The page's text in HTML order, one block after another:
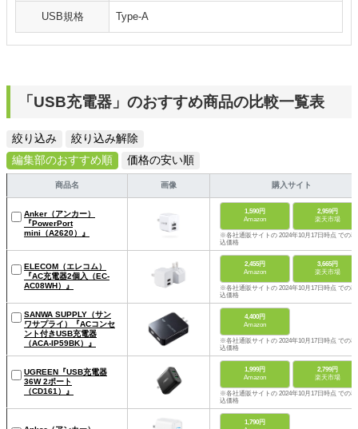
USB規格 Type-A
「USB充電器」のおすすめ商品の比較一覧表
絞り込み
絞り込み解除
編集部のおすすめ順
価格の安い順
商品名 画像 購入サイト
Anker（アンカー）
『PowerPort
mini（‎A2620）』
1,590円
Amazon
2,959円
楽天市場
※各社通販サイトの 2024年10月17日時点 での税
込価格
ELECOM（エレコム）
『AC充電器2個入（EC-
AC08WH）』
2,455円
Amazon
3,665円
楽天市場
※各社通販サイトの 2024年10月17日時点 での税
込価格
SANWA SUPPLY（サン
ワサプライ）『ACコンセ
ント付きUSB充電器
（ACA-IP59BK）』
4,400円
Amazon
※各社通販サイトの 2024年10月17日時点 での税
込価格
UGREEN『USB充電器
36W 2ポート
（CD161）』
1,999円
Amazon
2,799円
楽天市場
※各社通販サイトの 2024年10月17日時点 での税
込価格
1,790円